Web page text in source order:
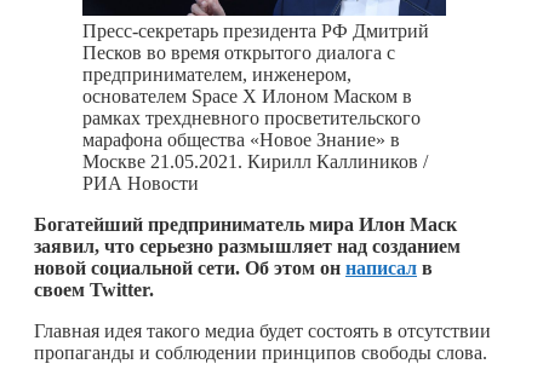
Пресс-секретарь президента РФ Дмитрий
Песков во время открытого диалога с
предпринимателем, инженером,
основателем Space X Илоном Маском в
рамках трехдневного просветительского
марафона общества «Новое Знание» в
Москве 21.05.2021. Кирилл Каллиников /
РИА Новости
Богатейший предприниматель мира Илон Маск
заявил, что серьезно размышляет над созданием
новой социальной сети. Об этом он написал в
своем Twitter.
Главная идея такого медиа будет состоять в отсутствии
пропаганды и соблюдении принципов свободы слова.